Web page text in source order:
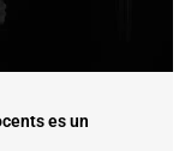
es un